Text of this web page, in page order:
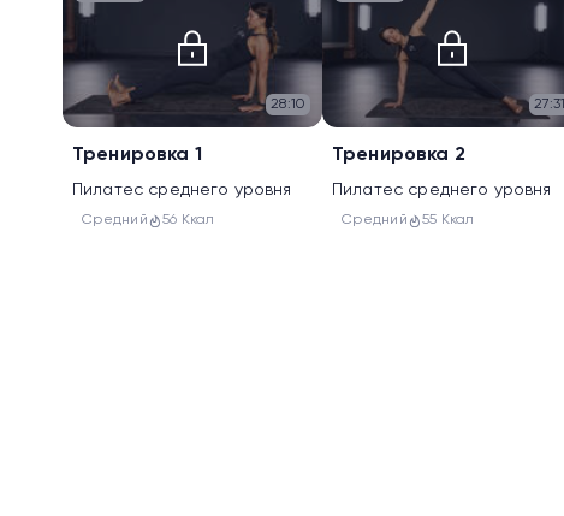
28:10
Тренировка 1
Пилатес среднего уровня
Средний 56 Ккал
27:31
Тренировка 2
Пилатес среднего уровня
Средний 55 Ккал